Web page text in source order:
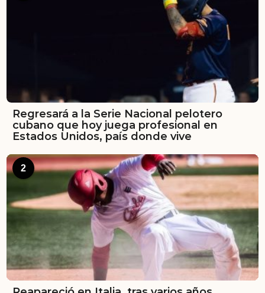
Regresará a la Serie Nacional pelotero
cubano que hoy juega profesional en
Estados Unidos, país donde vive
2